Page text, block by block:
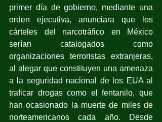
primer día de gobierno, mediante una
orden ejecutiva, anunciara que los
cárteles del narcotráfico en México
serían catalogados como
organizaciones terroristas extranjeras,
al alegar que constituyen una amenaza
a la seguridad nacional de los EUA al
traficar drogas como el fentanilo, que
han ocasionado la muerte de miles de
norteamericanos cada año. Desde